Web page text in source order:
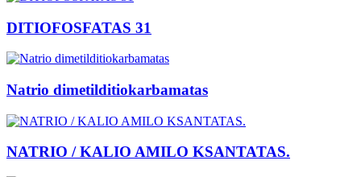
DITIOFOSFATAS 31
Natrio dimetilditiokarbamatas
NATRIO / KALIO AMILO KSANTATAS.